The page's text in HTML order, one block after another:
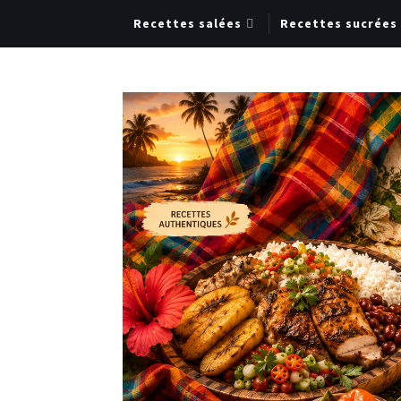
Recettes salées Recettes sucrées